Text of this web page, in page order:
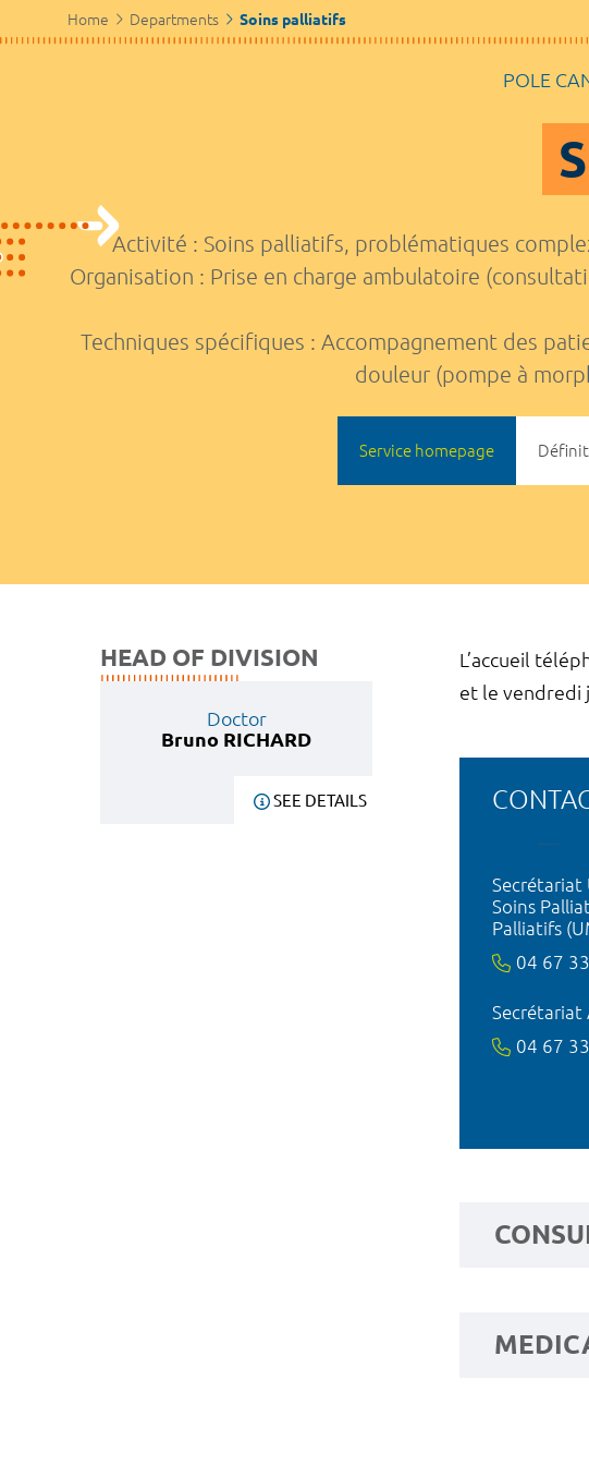
Home Departments Soins palliatifs
POLE
Activité : Soins palliatifs, problématiques
Organisation : Prise en charge ambulatoire
Techniques spécifiques : Accompagnement des
douleur (pompe à
Service homepage
HEAD OF DIVISION
Doctor
Bruno RICHARD
SEE DETAILS
L’accueil
et le vendredi
Secrétariat
Soins
Palliatifs
04 67
Secrétariat
04 67